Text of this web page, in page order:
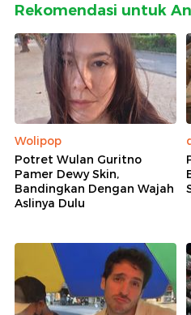
Rekomendasi untuk
Wolipop
Potret Wulan Guritno
Pamer Dewy Skin,
Bandingkan Dengan Wajah
Aslinya Dulu